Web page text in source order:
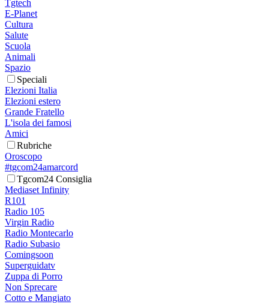
Tgtech
E-Planet
Cultura
Salute
Scuola
Animali
Spazio
Speciali
Elezioni Italia
Elezioni estero
Grande Fratello
L'isola dei famosi
Amici
Rubriche
Oroscopo
#tgcom24amarcord
Tgcom24 Consiglia
Mediaset Infinity
R101
Radio 105
Virgin Radio
Radio Montecarlo
Radio Subasio
Comingsoon
Superguidatv
Zuppa di Porro
Non Sprecare
Cotto e Mangiato